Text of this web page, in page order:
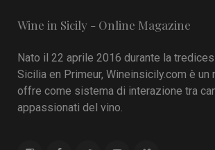
Wine in Sicily - Online Magazine
Nato il 22 aprile 2016 durante la
Sicilia en Primeur, Wineinsicily.com è un
offre come sistema di interazione tra
appassionati del vino.